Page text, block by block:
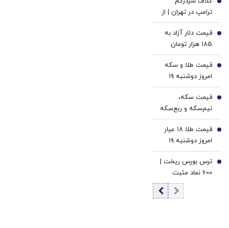
کاهش قیمت دلار و
یورو
ترامپ در تهران | از
بلوف و تهدید تا
عقب‌نشینی و
بازگشت به میز
مذاکره
2
قیمت دلار آزاد به
185 هزار تومان
رسید
3
قیمت طلا و سکه
امروز دوشنبه ۱۹
مرداد ۱۴۰۵/افزایش
قیمت طلا و سکه
امامی
4
قیمت سکه،
نیم‌سکه و ربع‌سکه
امروز دوشنبه ۱۹
مرداد ۱۴۰۵/ افزایش
قیمت سکه امامی
5
قیمت طلا ۱۸ عیار
امروز دوشنبه ۱۹
مرداد ۱۴۰۵/افزایش
قیمت طلا
6
ترس بورس ریخت |
600 نماد مثبت
شدند | ورود 2.2
همت پول حقیقی
7